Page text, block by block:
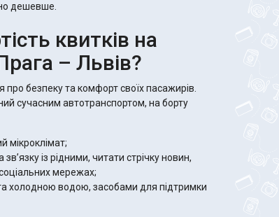
дешевше.
квитків на
– Львів?
про безпеку та комфорт своїх пасажирів.
сучасним автотранспортом, на борту
мікроклімат;
із рідними, читати стрічку новин,
мережах;
холодною водою, засобами для підтримки